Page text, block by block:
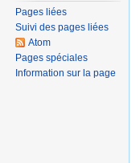
Pages liées
Suivi des pages liées
Atom
Pages spéciales
Information sur la page